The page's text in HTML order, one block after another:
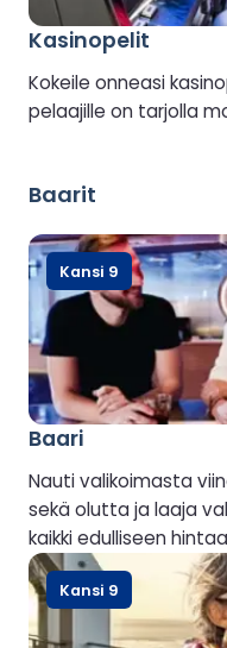
Kasinopelit
Kokeile onneasi
pelaajille on tarjolla
Baarit
Baari
Nauti valikoimasta
sekä olutta ja laaja
kaikki edulliseen
Kansi 9
Kansi 9